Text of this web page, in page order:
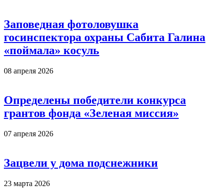
Заповедная фотоловушка
госинспектора охраны Сабита Галина
«поймала» косуль
08 апреля 2026
Определены победители конкурса
грантов фонда «Зеленая миссия»
07 апреля 2026
Зацвели у дома подснежники
23 марта 2026